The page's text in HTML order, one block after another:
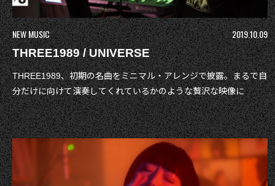
NEW MUSIC
2019.10.09
THREE1989 / UNIVERSE
THREE1989、初期の名曲をミニマル・アレンジで披露。まるで自
分だけに向けて演奏してくれているかのような贅沢な映像に